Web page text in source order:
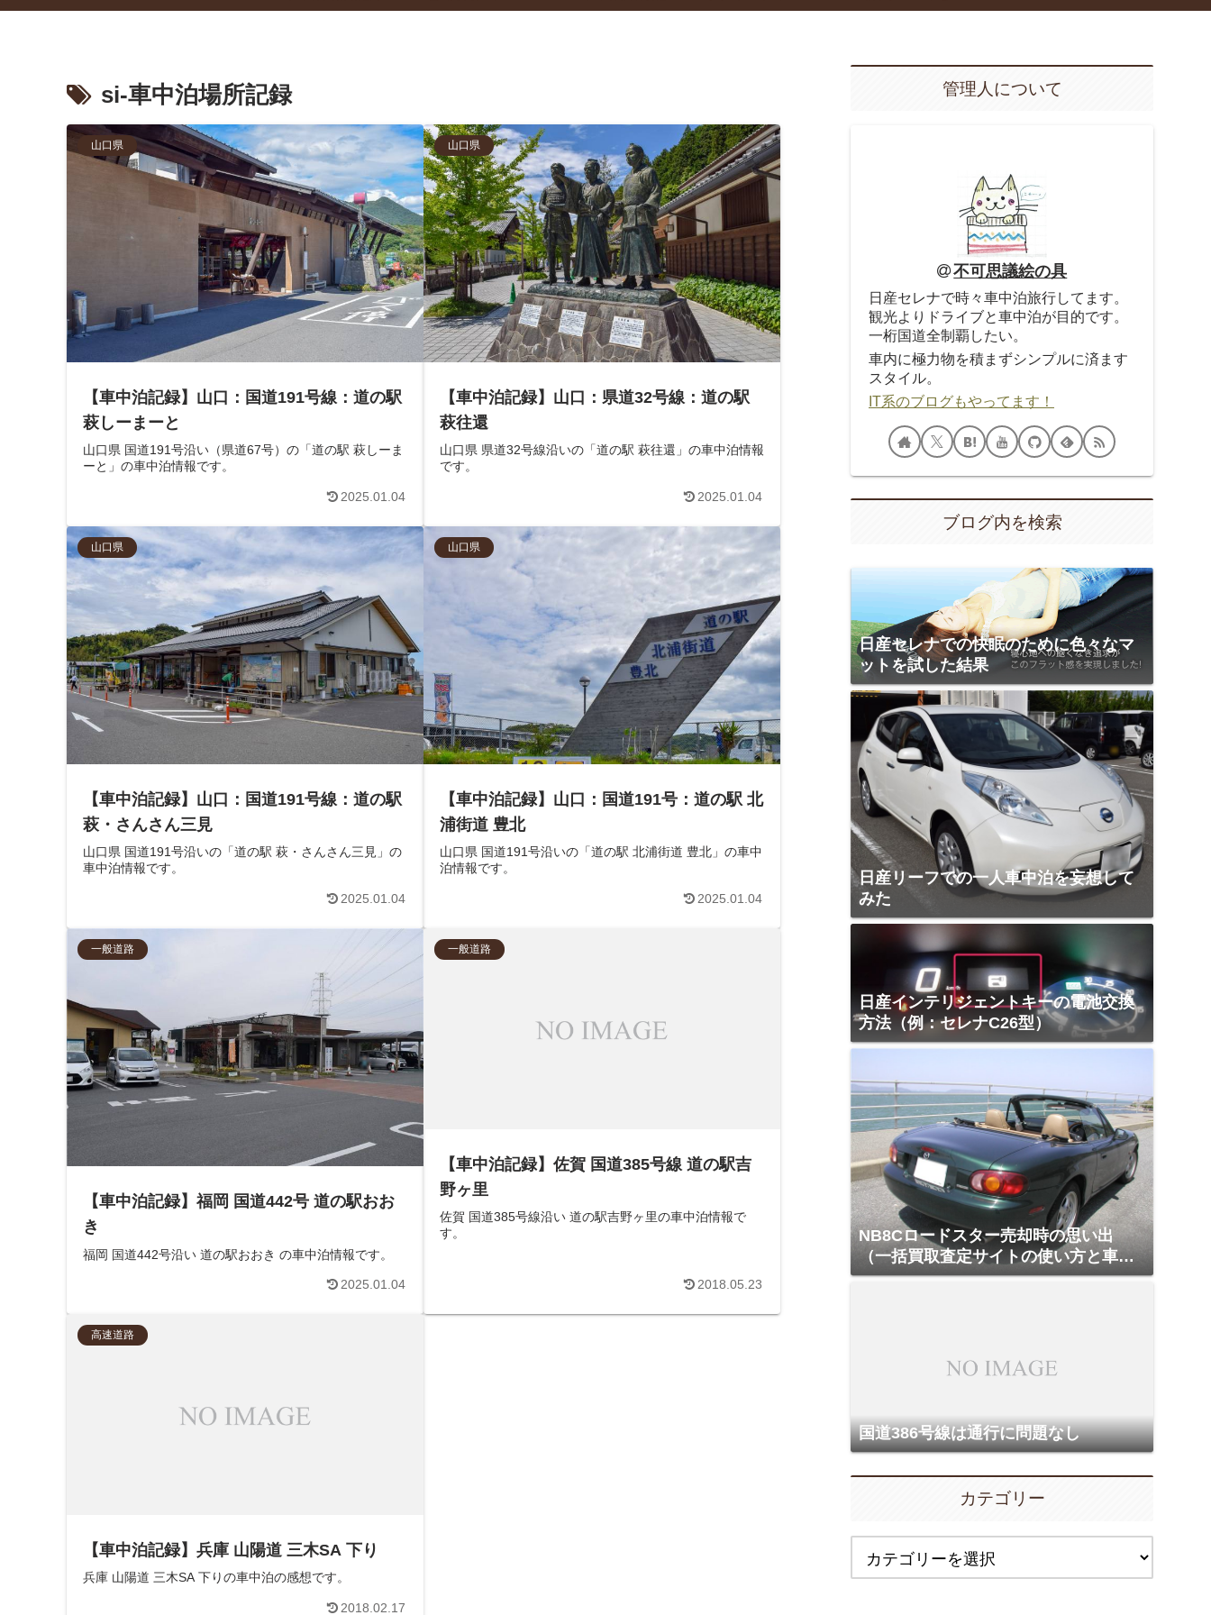
si-車中泊場所記録
山口県
【車中泊記録】山口：国道191号線：道の駅
萩しーまーと
山口県 国道191号沿い（県道67号）の「道の駅 萩しーま
ーと」の車中泊情報です。
2025.01.04
山口県
【車中泊記録】山口：県道32号線：道の駅
萩往還
山口県 県道32号線沿いの「道の駅 萩往還」の車中泊情報
です。
2025.01.04
山口県
【車中泊記録】山口：国道191号線：道の駅
萩・さんさん三見
山口県 国道191号沿いの「道の駅 萩・さんさん三見」の
車中泊情報です。
2025.01.04
山口県
【車中泊記録】山口：国道191号：道の駅 北
浦街道 豊北
山口県 国道191号沿いの「道の駅 北浦街道 豊北」の車中
泊情報です。
2025.01.04
一般道路
【車中泊記録】福岡 国道442号 道の駅おお
き
福岡 国道442号沿い 道の駅おおき の車中泊情報です。
2025.01.04
一般道路
【車中泊記録】佐賀 国道385号線 道の駅吉
野ヶ里
佐賀 国道385号線沿い 道の駅吉野ヶ里の車中泊情報で
す。
2018.05.23
高速道路
【車中泊記録】兵庫 山陽道 三木SA 下り
兵庫 山陽道 三木SA 下りの車中泊の感想です。
2018.02.17
管理人について
不可思議絵の具
日産セレナで時々車中泊旅行してます。
観光よりドライブと車中泊が目的です。
一桁国道全制覇したい。
車内に極力物を積まずシンプルに済ます
スタイル。
IT系のブログもやってます！
ブログ内を検索
日産セレナでの快眠のために色々なマ
ットを試した結果
日産リーフでの一人車中泊を妄想して
みた
日産インテリジェントキーの電池交換
方法（例：セレナC26型）
NB8Cロードスター売却時の思い出
（一括買取査定サイトの使い方と車買
取業者との駆け引き）
国道386号線は通行に問題なし
カテゴリー